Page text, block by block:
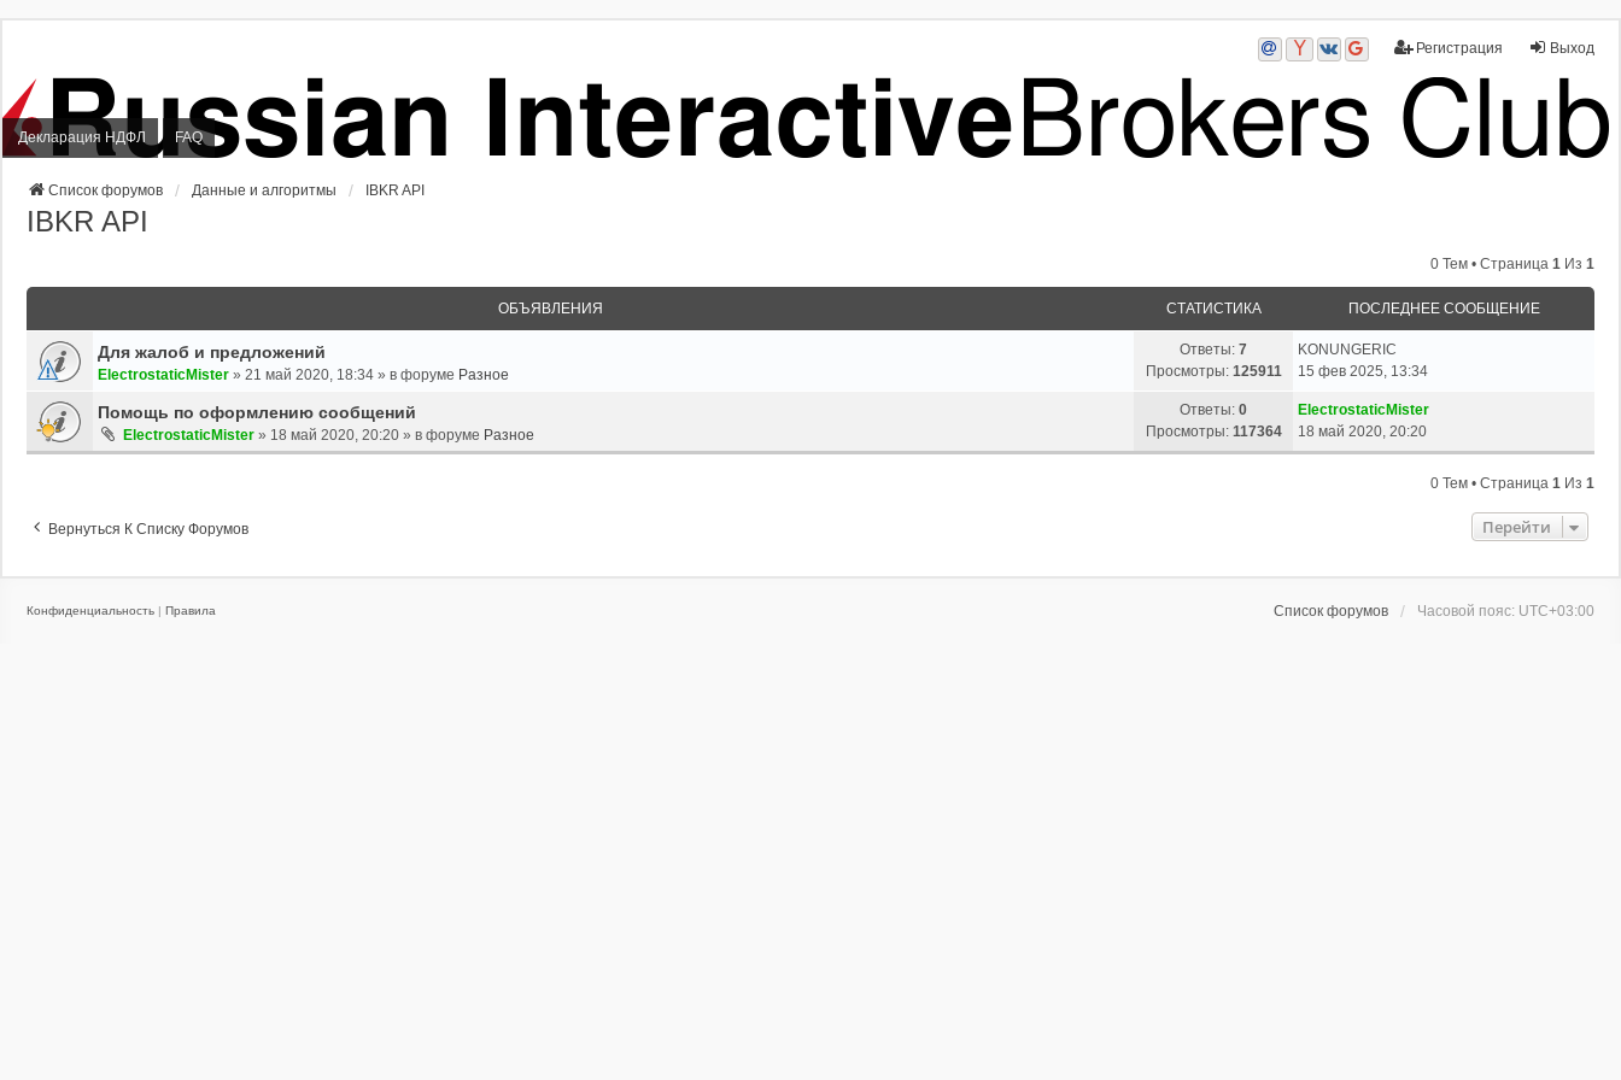
Выход
Регистрация
Декларация НДФЛ FAQ
Список форумов Данные и алгоритмы IBKR API
IBKR API
0 Тем • Страница 1 Из 1
ОБЪЯВЛЕНИЯ СТАТИСТИКА ПОСЛЕДНЕЕ СООБЩЕНИЕ
Для жалоб и предложений
ElectrostaticMister » 21 май 2020, 18:34 » в форуме Разное
Ответы: 7
Просмотры: 125911
KONUNGERIC
15 фев 2025, 13:34
Помощь по оформлению сообщений
ElectrostaticMister » 18 май 2020, 20:20 » в форуме Разное
Ответы: 0
Просмотры: 117364
ElectrostaticMister
18 май 2020, 20:20
0 Тем • Страница 1 Из 1
Вернуться К Списку Форумов Перейти
Список форумов Часовой пояс: UTC+03:00
Конфиденциальность | Правила